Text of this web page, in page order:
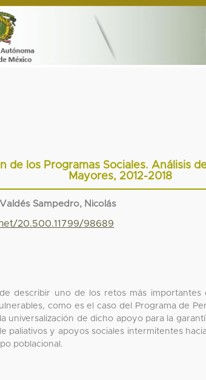
de los Programas Sociales. Análisis
Mayores, 2012-2018
Valdés Sampedro, Nicolás
20.500.11799/98689
describir uno de los retos más
como es el caso del Programa de
universalización de dicho apoyo para la
paliativos y apoyos sociales intermitentes
poblacional.